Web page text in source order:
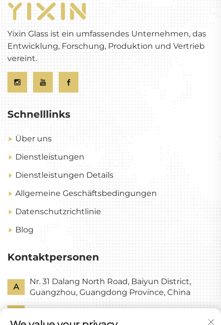
Yixin Glass ist ein umfassendes Unternehmen, das
Entwicklung, Forschung, Produktion und Vertrieb
vereint.
Schnelllinks
Über uns
Dienstleistungen
Dienstleistungen Details
Allgemeine Geschäftsbedingungen
Datenschutzrichtlinie
Blog
Kontaktpersonen
A
Nr. 31 Dalang North Road, Baiyun District,
Guangzhou, Guangdong Province, China